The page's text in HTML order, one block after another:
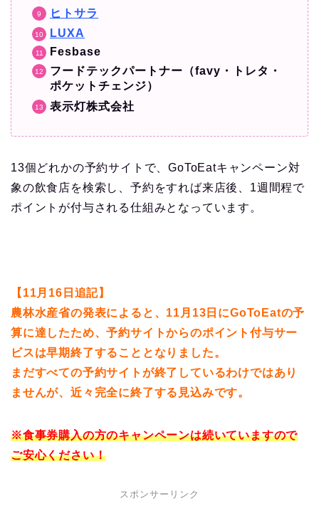
ヒトサラ
LUXA
Fesbase
フードテックパートナー（favy・トレタ・
ポケットチェンジ）
表示灯株式会社
13個どれかの予約サイトで、GoToEatキャンペーン対
象の飲食店を検索し、予約をすれば来店後、1週間程で
ポイントが付与される仕組みとなっています。
【11月16日追記】
農林水産省の発表によると、11月13日にGoToEatの予
算に達したため、予約サイトからのポイント付与サー
ビスは早期終了することとなりました。
まだすべての予約サイトが終了しているわけではあり
ませんが、近々完全に終了する見込みです。
※食事券購入の方のキャンペーンは続いていますので
ご安心ください！
スポンサーリンク